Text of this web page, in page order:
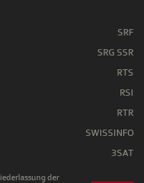
SRF
SRG SSR
RTS
RSI
RTR
SWISSINFO
3SAT
der